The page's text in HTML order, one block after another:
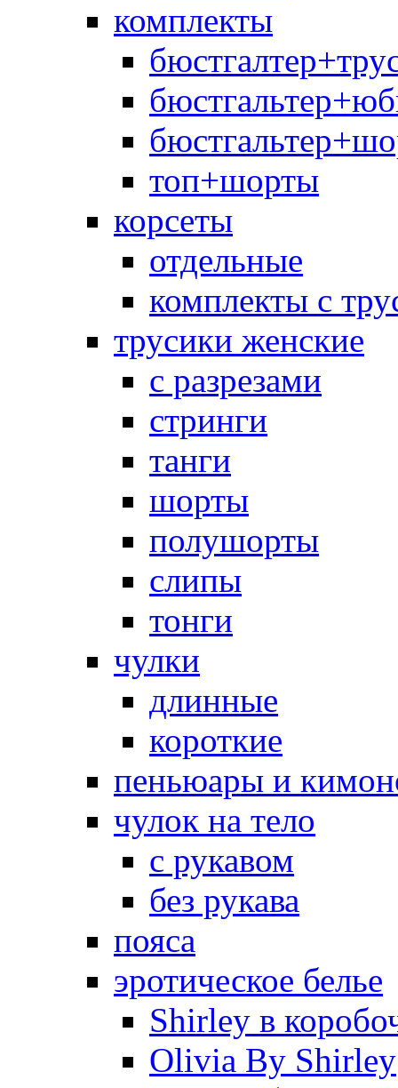
комплекты
топ+шорты
корсеты
отдельные
комплекты с
трусики женские
с разрезами
стринги
танги
шорты
полушорты
слипы
тонги
чулки
длинные
короткие
пеньюары и
чулок на тело
с рукавом
без рукава
пояса
эротическое белье
Shirley в
Olivia By Shirley